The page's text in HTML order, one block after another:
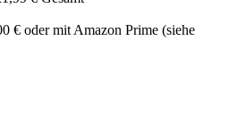
€ oder mit Amazon Prime (siehe